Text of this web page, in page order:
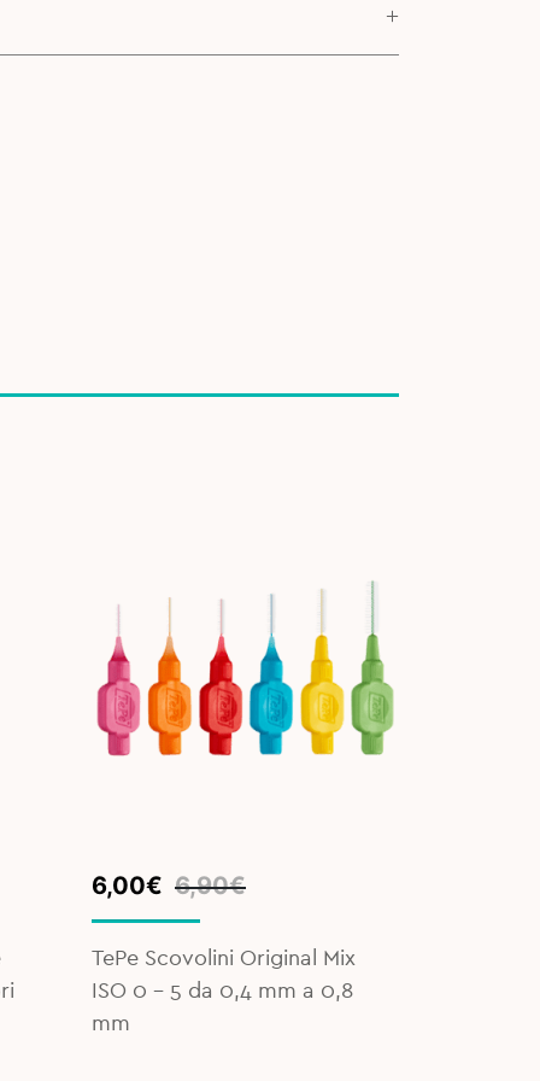
6,90€
Original
price
6,90€.
6,00€
Current
price
6,00€.
TePe Scovolini Original Mix
ISO 0 – 5 da 0,4 mm a 0,8
mm